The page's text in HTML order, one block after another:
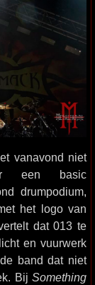
vanavond niet
een basic
drumpodium,
het logo van
dat 013 te
en vuurwerk
band dat niet
Bij Something